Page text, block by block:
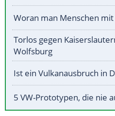
Woran man Menschen
Torlos gegen
Wolfsburg
Ist ein Vulkanausbruch in
5 VW-Prototypen, die nie